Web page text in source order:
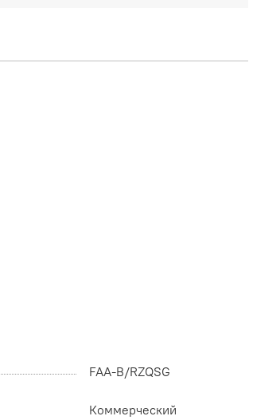
FAA-B/RZQSG
Коммерческий